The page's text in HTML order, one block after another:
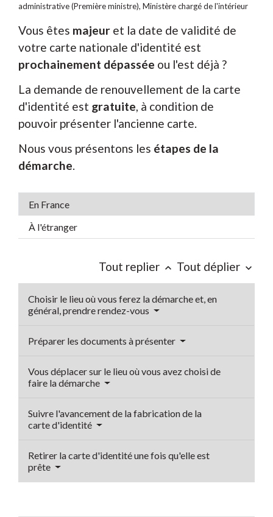
administrative (Première ministre), Ministère chargé de l'intérieur
Vous êtes majeur et la date de validité de
votre carte nationale d'identité est
prochainement dépassée ou l'est déjà ?
La demande de renouvellement de la carte
d'identité est gratuite, à condition de
pouvoir présenter l'ancienne carte.
Nous vous présentons les étapes de la
démarche.
En France
À l'étranger
Tout replier keyboard_arrow_up Tout déplier keyboard_arrow_down
Choisir le lieu où vous ferez la démarche et, en
général, prendre rendez-vous
Préparer les documents à présenter
Vous déplacer sur le lieu où vous avez choisi de
faire la démarche
Suivre l'avancement de la fabrication de la
carte d'identité
Retirer la carte d'identité une fois qu'elle est
prête